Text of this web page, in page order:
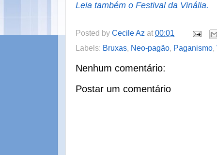
Leia também o Festival da Vinália.
Posted by Cecile Az at 00:01
Labels: Bruxas, Neo-pagão, Paganismo,
Nenhum comentário:
Postar um comentário